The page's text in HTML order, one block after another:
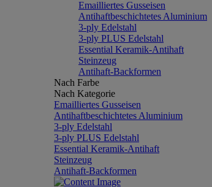
Emailliertes Gusseisen
Antihaftbeschichtetes Aluminium
3-ply Edelstahl
3-ply PLUS Edelstahl
Essential Keramik-Antihaft
Steinzeug
Antihaft-Backformen
Nach Farbe
Nach Kategorie
Emailliertes Gusseisen
Antihaftbeschichtetes Aluminium
3-ply Edelstahl
3-ply PLUS Edelstahl
Essential Keramik-Antihaft
Steinzeug
Antihaft-Backformen